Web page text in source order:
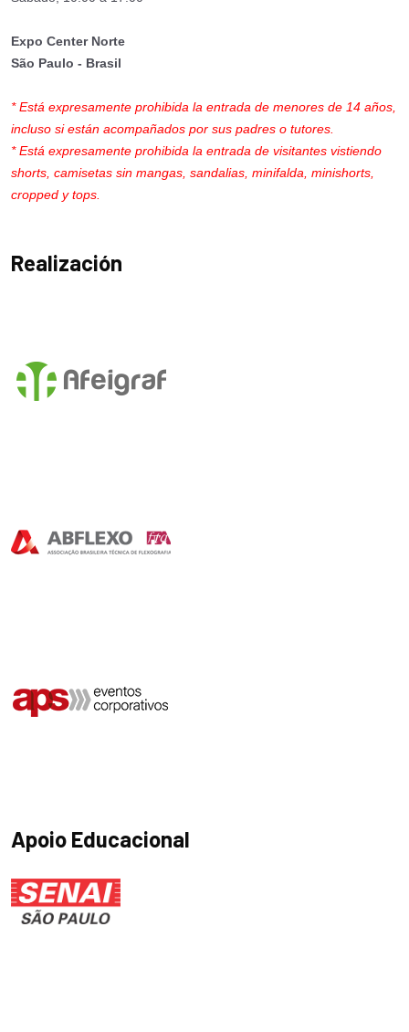
Expo Center Norte
São Paulo - Brasil
* Está expresamente prohibida la entrada de menores de 14 años,
incluso si están acompañados por sus padres o tutores.
* Está expresamente prohibida la entrada de visitantes vistiendo
shorts, camisetas sin mangas, sandalias, minifalda, minishorts,
cropped y tops.
Realización
Apoio Educacional